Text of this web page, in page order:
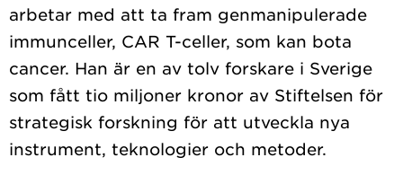
arbetar med att ta fram genmanipulerade
immunceller, CAR T-celler, som kan bota
cancer. Han är en av tolv forskare i Sverige
som fått tio miljoner kronor av Stiftelsen för
strategisk forskning för att utveckla nya